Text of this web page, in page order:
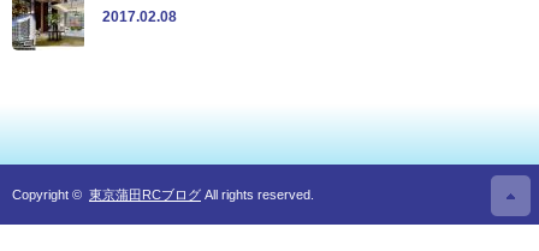
2017.02.08
Copyright © 東京蒲田RCブログ All rights reserved.